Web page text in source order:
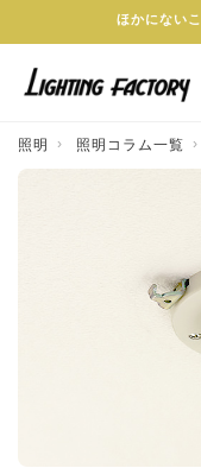
ほかにない
照明 照明コラム一覧